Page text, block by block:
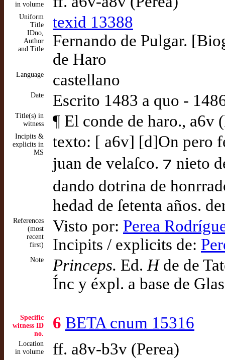
in volume
Uniform
Title
IDno,
Author
and Title
texid 13388
Fernando de Pulgar.
de Haro
Language castellano
Date Escrito 1483 a quo -
Title(s) in
witness
¶ El conde de haro., a6v
Incipits &
explicits in
MS
texto: [ a6v] [d]On pero
juan de velaſco. ⁊ nieto
dando dotrina de
hedad de ſetenta años.
References
(most
recent
first)
Visto por: Perea
Incipits / explicits de:
Note Princeps. Ed. Hde de
Ínc y éxpl. a base de
Specific
witness ID
no.
6 BETA cnum 15316
Location
in volume
ff. a8v-b3v (Perea)